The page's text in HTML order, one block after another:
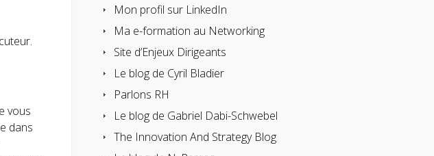
vous
dans
Mon profil sur LinkedIn
Ma e-formation au Networking
Site d’Enjeux Dirigeants
Le blog de Cyril Bladier
Parlons RH
Le blog de Gabriel Dabi-Schwebel
The Innovation And Strategy Blog